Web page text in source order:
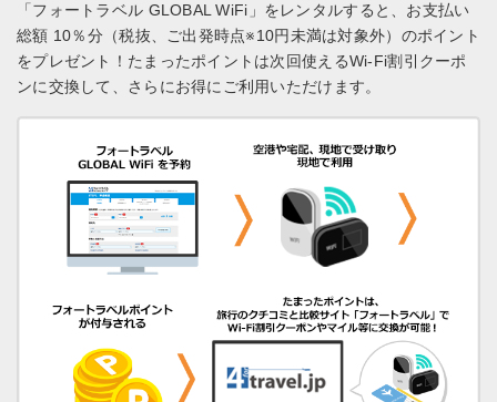
「フォートラベル GLOBAL WiFi」をレンタルすると、お支払い
総額 10％分（税抜、ご出発時点※10円未満は対象外）のポイント
をプレゼント！ たまったポイントは次回使えるWi-Fi割引クーポ
ンに交換して、さらにお得にご利用いただけます。